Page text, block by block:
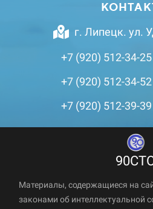
г. Липецк. ул.
+7 (920) 512-34-25
+7 (920) 512-34-52
+7 (920) 512-39-39
Материалы, содержащиеся на
законами об интеллектуальной